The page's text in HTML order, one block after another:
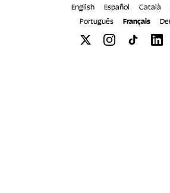
English
Español Català
Português
Français